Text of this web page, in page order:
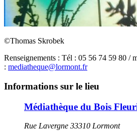
©Thomas Skrobek
Renseignements : Tél : 05 56 74 59 80 /
: mediatheque@lormont.fr
Informations sur le lieu
Médiathèque du Bois
Rue Lavergne 33310 Lormont